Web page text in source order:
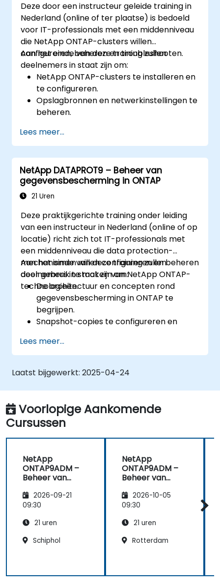
Deze door een instructeur geleide training in
Nederland (online of ter plaatse) is bedoeld
voor IT-professionals met een middenniveau
die NetApp ONTAP-clusters willen
configureren, beheren en troubleshooten.
Aan het einde van deze training zullen
deelnemers in staat zijn om:
NetApp ONTAP-clusters te installeren en
te configureren.
Opslagbronnen en netwerkinstellingen te
beheren.
toegangsbeheerbeleidsregels te
implementeren.
ONTAP-clusteromgevingen te monitoren
en te troubleshooten.
Lees meer...
NetApp DATAPROT9 – Beheer van
gegevensbescherming in ONTAP
21 Uren
Deze praktijkgerichte training onder leiding
van een instructeur in Nederland (online of op
locatie) richt zich tot IT-professionals met
een middenniveau die data protection-
mechanismen willen configureren en beheren
door gebruik te maken van NetApp ONTAP-
technologieën.
Aan het einde van deze training zullen
deelnemers in staat zijn om:
De architectuur en concepten rond
gegevensbescherming in ONTAP te
begrijpen.
Snapshot-copies te configureren en
SnapMirror te implementeren en te
monitoren ten behoeve van data-
replicatie.
SnapVault en andere ONTAP-functies toe
te passen in backup- en
archiveringsstrategieën.
Lees meer...
Laatst bijgewerkt: 2025-04-24
Voorlopige Aankomende
Cursussen
NetApp
ONTAP9ADM –
Beheer van
2026-09-21
09:30
21 uren
Schiphol
NetApp
ONTAP9ADM –
Beheer van
2026-10-05
09:30
21 uren
Rotterdam